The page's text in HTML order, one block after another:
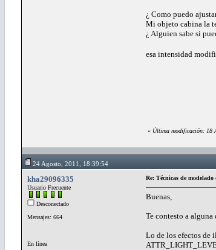
¿ Como puedo
Mi objeto cabina la
¿ Alguien sabe si
esa intensidad
« Última modificación: 18
24 Agosto, 2011, 18:39:54
kha29096335
Usuario Frecuente
Desconectado
Mensajes: 664
En línea
Re: Técnicas de
Buenas,
Te contesto a alguna
Lo de los efectos de